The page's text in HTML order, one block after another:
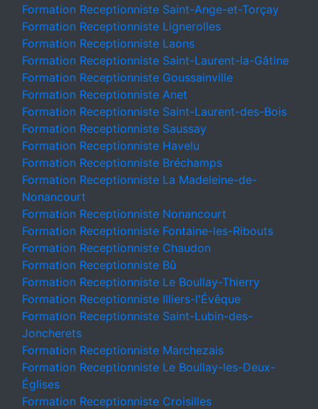
Formation Receptionniste Saint-Ange-et-Torçay
Formation Receptionniste Lignerolles
Formation Receptionniste Laons
Formation Receptionniste Saint-Laurent-la-Gâtine
Formation Receptionniste Goussainville
Formation Receptionniste Anet
Formation Receptionniste Saint-Laurent-des-Bois
Formation Receptionniste Saussay
Formation Receptionniste Havelu
Formation Receptionniste Bréchamps
Formation Receptionniste La Madeleine-de-
Nonancourt
Formation Receptionniste Nonancourt
Formation Receptionniste Fontaine-les-Ribouts
Formation Receptionniste Chaudon
Formation Receptionniste Bû
Formation Receptionniste Le Boullay-Thierry
Formation Receptionniste Illiers-l'Évêque
Formation Receptionniste Saint-Lubin-des-
Joncherets
Formation Receptionniste Marchezais
Formation Receptionniste Le Boullay-les-Deux-
Églises
Formation Receptionniste Croisilles